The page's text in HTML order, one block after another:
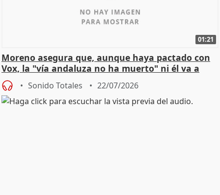
01:21
Moreno asegura que, aunque haya pactado con
Vox, la "vía andaluza no ha muerto" ni él va a
"cambiar"
Sonido Totales 22/07/2026